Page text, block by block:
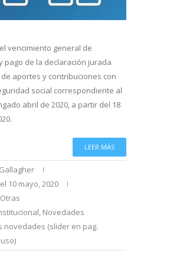
vencimiento general de
pago de la declaración jurada
aportes y contribuciones con
social correspondiente al
abril de 2020, a partir del 18
LEER MÁS
10 mayo, 2020
, Novedades
novedades (slider en pag.